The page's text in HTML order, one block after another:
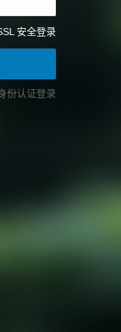
安全登录
份认证登录